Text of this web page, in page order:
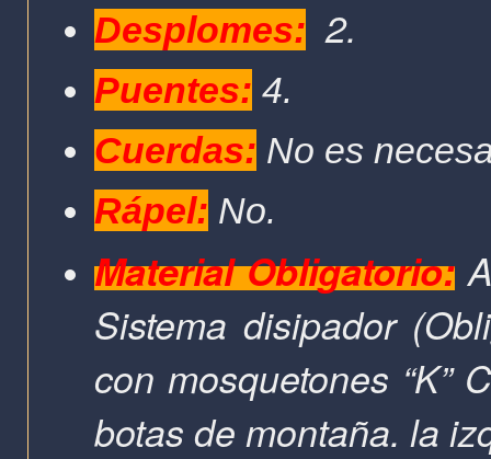
Desplomes: 2.
Puentes: 4.
Cuerdas: No es
Rápel: No.
Material Obligatorio:
Sistema disipador
con mosquetones “K”
botas de montaña. la